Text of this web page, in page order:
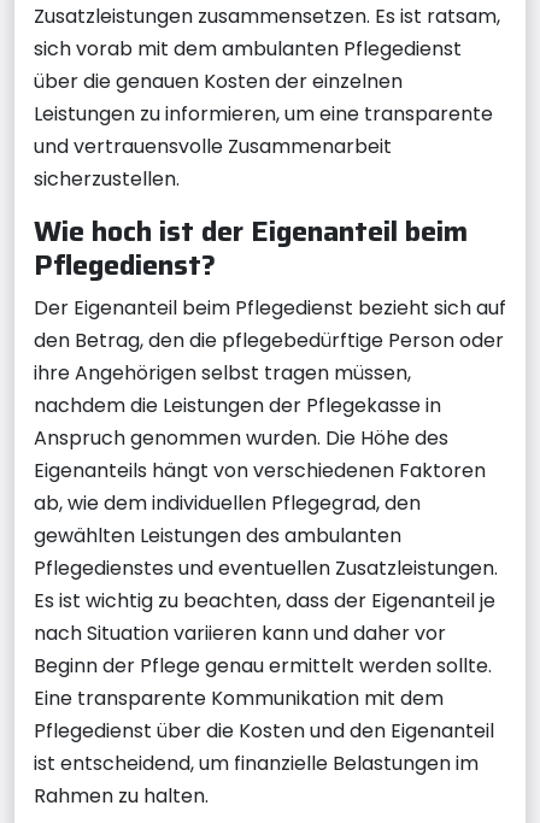
Zusatzleistungen zusammensetzen. Es ist ratsam,
sich vorab mit dem ambulanten Pflegedienst
über die genauen Kosten der einzelnen
Leistungen zu informieren, um eine transparente
und vertrauensvolle Zusammenarbeit
sicherzustellen.
Wie hoch ist der Eigenanteil beim
Pflegedienst?
Der Eigenanteil beim Pflegedienst bezieht sich auf
den Betrag, den die pflegebedürftige Person oder
ihre Angehörigen selbst tragen müssen,
nachdem die Leistungen der Pflegekasse in
Anspruch genommen wurden. Die Höhe des
Eigenanteils hängt von verschiedenen Faktoren
ab, wie dem individuellen Pflegegrad, den
gewählten Leistungen des ambulanten
Pflegedienstes und eventuellen Zusatzleistungen.
Es ist wichtig zu beachten, dass der Eigenanteil je
nach Situation variieren kann und daher vor
Beginn der Pflege genau ermittelt werden sollte.
Eine transparente Kommunikation mit dem
Pflegedienst über die Kosten und den Eigenanteil
ist entscheidend, um finanzielle Belastungen im
Rahmen zu halten.